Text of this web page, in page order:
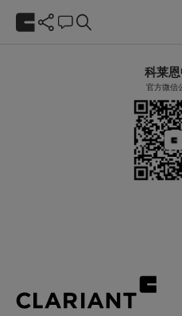
科莱
官方微信
Object reference not set to an